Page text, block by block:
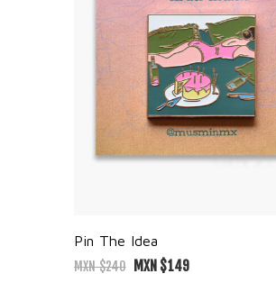
Pin The Idea
MXN $240 MXN $149